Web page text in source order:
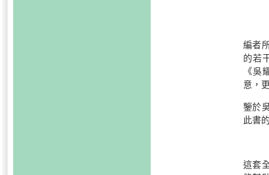
編者
的若
《吳
意，
鑒於
此書
這套